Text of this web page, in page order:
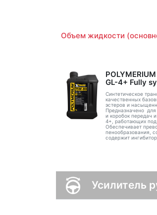
Объем жидкости
GL-4+ Fully
Синтетическое
качественных
эстеров и
Предназначено для
и коробок передач
4+, работающих под
Обеспечивает
пенообразования,
содержит
Усилитель